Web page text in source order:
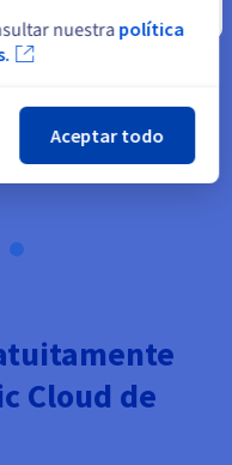
anterior proveedor,
Cloud de
nuestra política
Aceptar todo